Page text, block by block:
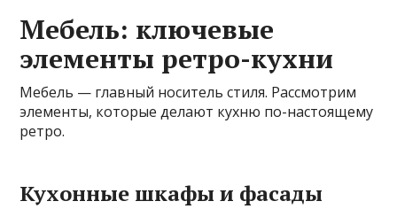
Мебель: ключевые
элементы ретро-кухни
Мебель — главный носитель стиля. Рассмотрим
элементы, которые делают кухню по-настоящему
ретро.
Кухонные шкафы и фасады